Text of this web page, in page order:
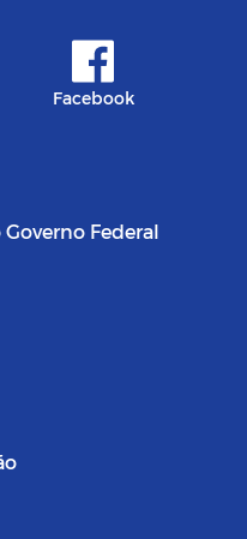
Facebook
Federal